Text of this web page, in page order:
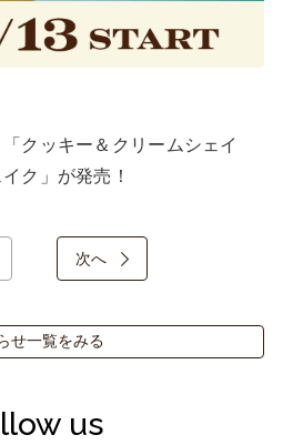
クッキー＆クリームシェイ
ク」が発売！
次へ
せ一覧をみる
us